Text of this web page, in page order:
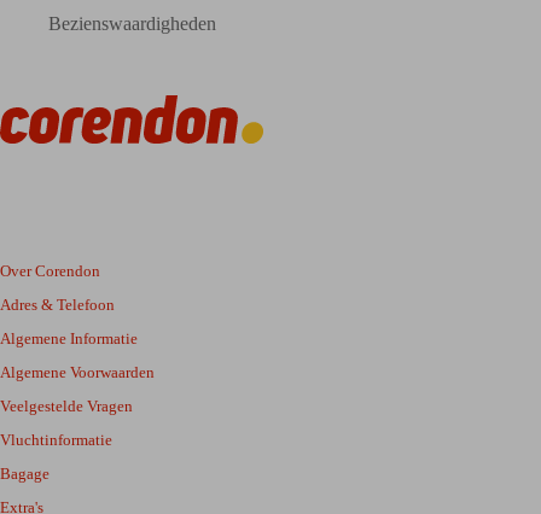
Bezienswaardigheden
Over Corendon
Adres & Telefoon
Algemene Informatie
Algemene Voorwaarden
Veelgestelde Vragen
Vluchtinformatie
Bagage
Extra's